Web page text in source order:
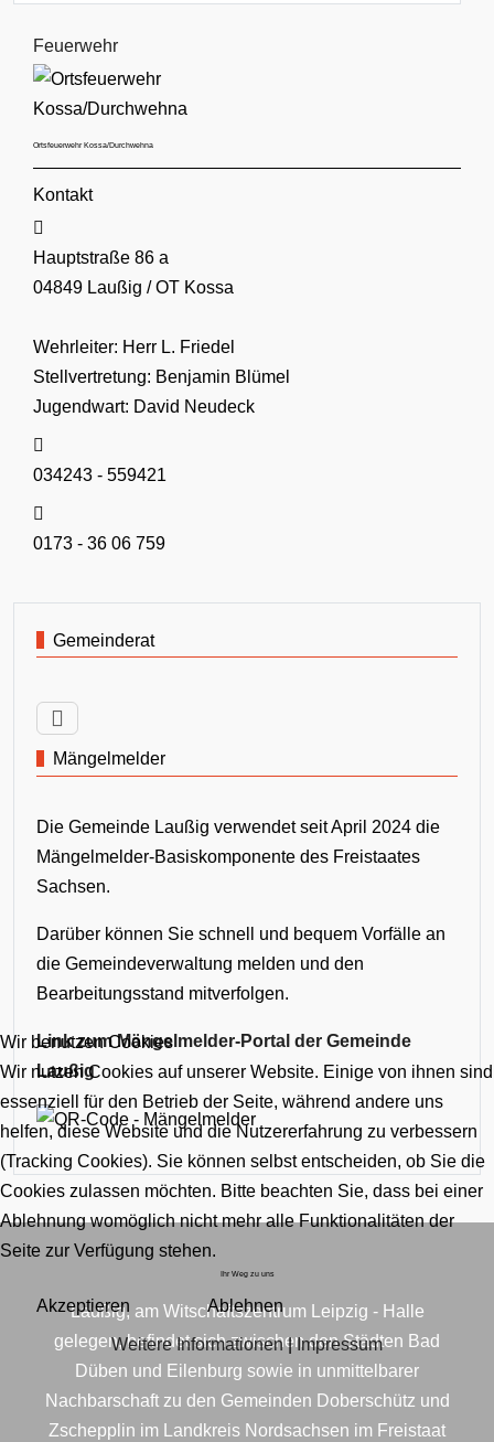
Feuerwehr
Ortsfeuerwehr Kossa/Durchwehna
Kontakt
Hauptstraße 86 a
04849 Laußig / OT Kossa
Wehrleiter: Herr L. Friedel
Stellvertretung: Benjamin Blümel
Jugendwart: David Neudeck
034243 - 559421
0173 - 36 06 759
Gemeinderat
Mängelmelder
Die Gemeinde Laußig verwendet seit April 2024 die
Mängelmelder-Basiskomponente des Freistaates
Sachsen.
Darüber können Sie schnell und bequem Vorfälle an
die Gemeindeverwaltung melden und den
Bearbeitungsstand mitverfolgen.
Link zum Mängelmelder-Portal der Gemeinde
Laußig
Ihr Weg zu uns
Laußig, am Witschaftszentrum Leipzig - Halle
gelegen, befindet sich zwischen den Städten Bad
Düben und Eilenburg sowie in unmittelbarer
Nachbarschaft zu den Gemeinden Doberschütz und
Zschepplin im Landkreis Nordsachsen im Freistaat
Wir benutzen Cookies
Wir nutzen Cookies auf unserer Website. Einige von ihnen sind
essenziell für den Betrieb der Seite, während andere uns
helfen, diese Website und die Nutzererfahrung zu verbessern
(Tracking Cookies). Sie können selbst entscheiden, ob Sie die
Cookies zulassen möchten. Bitte beachten Sie, dass bei einer
Ablehnung womöglich nicht mehr alle Funktionalitäten der
Seite zur Verfügung stehen.
Akzeptieren Ablehnen
Weitere Informationen|Impressum